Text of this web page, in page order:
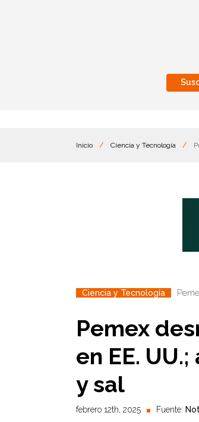
Inicio / Ciencia y Tecnología /
Ciencia y Tecnología
Pemex
en EE.
y sal
febrero 12th, 2025 Fuente: